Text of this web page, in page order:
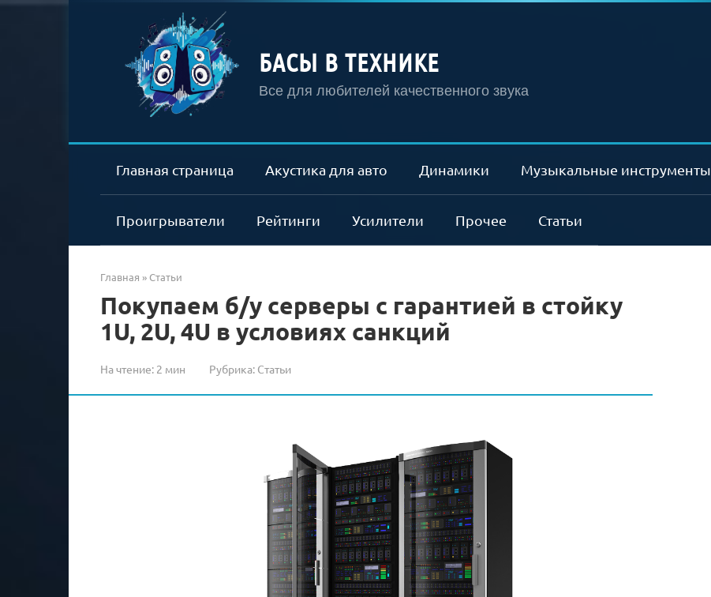
БАСЫ В ТЕХНИКЕ
Все для любителей качественного звука
Главная страница Акустика для авто Динамики Музыкальные инструменты
Проигрыватели Рейтинги Усилители Прочее Статьи
Главная »Статьи
Покупаем б/у серверы с гарантией в стойку
1U, 2U, 4U в условиях санкций
На чтение: 2 мин Рубрика: Статьи